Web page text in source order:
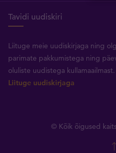
Tavidi uudiskiri
Liituge meie uudiskirjaga ning
parimate pakkumistega ning
oluliste uudistega kullamaailmast.
Liituge uudiskirjaga
© Kõik õigused